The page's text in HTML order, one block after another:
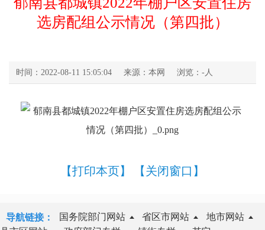
选房配组公示情况（第四批）
时间：2022-08-11 15:05:04 来源：本网 浏览： - 人
【打印本页】 【关闭窗口】
导航链接： 国务院部门网站 省区市网站
地市网站